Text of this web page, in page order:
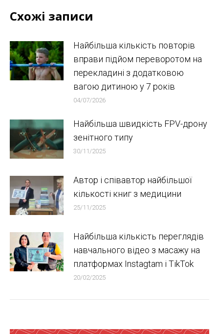
Схожі записи
Найбільша кількість повторів
вправи підйом переворотом на
перекладині з додатковою
вагою дитиною у 7 років
04/07/2026
Найбільша швидкість FPV-дрону
зенітного типу
30/11/2025
Автор і співавтор найбільшої
кількості книг з медицини
25/11/2025
Найбільша кількість переглядів
навчального відео з масажу на
платформах Instagtam i TikTok
20/02/2025